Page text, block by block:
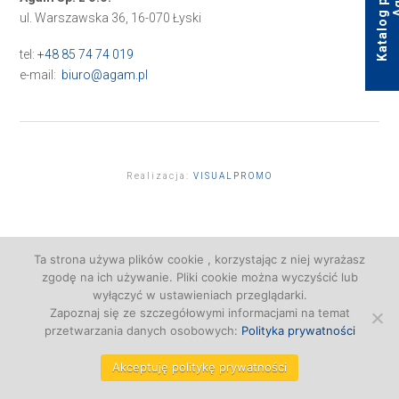
ul. Warszawska 36, 16-070 Łyski
tel:+48 85 74 74 019
e-mail: biuro@agam.pl
Realizacja: VISUALPROMO
Ta strona używa plików cookie , korzystając z niej wyrażasz
zgodę na ich używanie. Pliki cookie można wyczyścić lub
wyłączyć w ustawieniach przeglądarki.
Zapoznaj się ze szczegółowymi informacjami na temat
przetwarzania danych osobowych: Polityka prywatności
Akceptuję politykę prywatności